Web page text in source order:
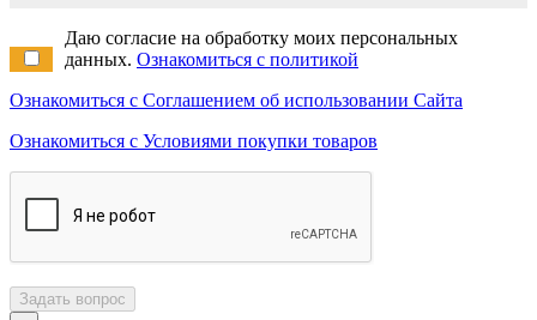
Даю согласие на обработку моих персональных
данных. Ознакомиться с политикой
Ознакомиться с Соглашением об использовании Сайта
Ознакомиться с Условиями покупки товаров
Задать вопрос